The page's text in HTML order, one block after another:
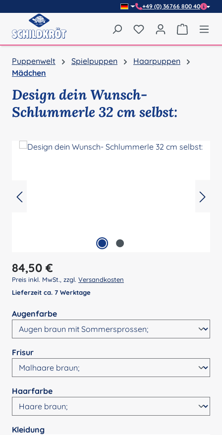
+49 (0) 36766 800 40
Du hast 0 Produkte
Puppenwelt Spielpuppen
Haarpuppen
Mädchen
Design dein Wunsch-
Schlummerle 32 cm selbst:
Regulärer Preis:
84,50 €
Preis inkl. MwSt., zzgl. Versandkosten
Lieferzeit ca. 7 Werktage
Augenfarbeauswählen
Frisurauswählen
Haarfarbeauswählen
Kleidungauswählen